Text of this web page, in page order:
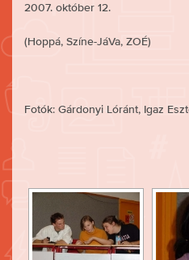
2007. október 12.
(Hoppá, Színe-JáVa, ZOÉ)
Fotók: Gárdonyi Lóránt, Igaz